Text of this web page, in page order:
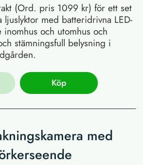
(Ord. pris 1099 kr) för ett set
ljuslyktor med batteridrivna LED-
inomhus och utomhus och
stämningsfull belysning i
Köp
med